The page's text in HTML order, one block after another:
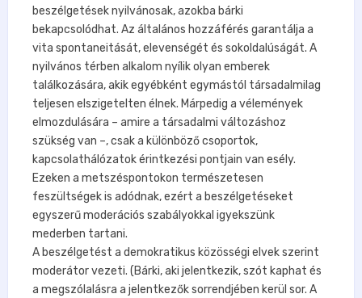
beszélgetések nyilvánosak, azokba bárki
bekapcsolódhat. Az általános hozzáférés garantálja a
vita spontaneitását, elevenségét és sokoldalúságát. A
nyilvános térben alkalom nyílik olyan emberek
találkozására, akik egyébként egymástól társadalmilag
teljesen elszigetelten élnek. Márpedig a vélemények
elmozdulására – amire a társadalmi változáshoz
szükség van –, csak a különböző csoportok,
kapcsolathálózatok érintkezési pontjain van esély.
Ezeken a metszéspontokon természetesen
feszültségek is adódnak, ezért a beszélgetéseket
egyszerű moderációs szabályokkal igyekszünk
mederben tartani.
A beszélgetést a demokratikus közösségi elvek szerint
moderátor vezeti. (Bárki, aki jelentkezik, szót kaphat és
a megszólalásra a jelentkezők sorrendjében kerül sor. A